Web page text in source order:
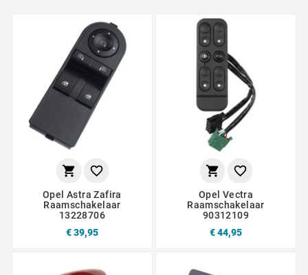
 
Opel Astra Zafira
Raamschakelaar
13228706
€ 39,95
 
Opel Vectra
Raamschakelaar
90312109
€ 44,95